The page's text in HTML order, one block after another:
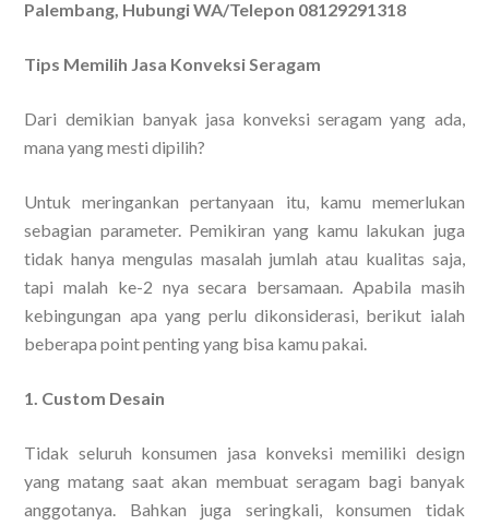
Palembang, Hubungi WA/Telepon 08129291318
Tips Memilih Jasa Konveksi Seragam
Dari demikian banyak jasa konveksi seragam yang ada,
mana yang mesti dipilih?
Untuk meringankan pertanyaan itu, kamu memerlukan
sebagian parameter. Pemikiran yang kamu lakukan juga
tidak hanya mengulas masalah jumlah atau kualitas saja,
tapi malah ke-2 nya secara bersamaan. Apabila masih
kebingungan apa yang perlu dikonsiderasi, berikut ialah
beberapa point penting yang bisa kamu pakai.
1. Custom Desain
Tidak seluruh konsumen jasa konveksi memiliki design
yang matang saat akan membuat seragam bagi banyak
anggotanya. Bahkan juga seringkali, konsumen tidak